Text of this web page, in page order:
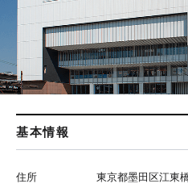
基本情報
住所 東京都墨田区江東